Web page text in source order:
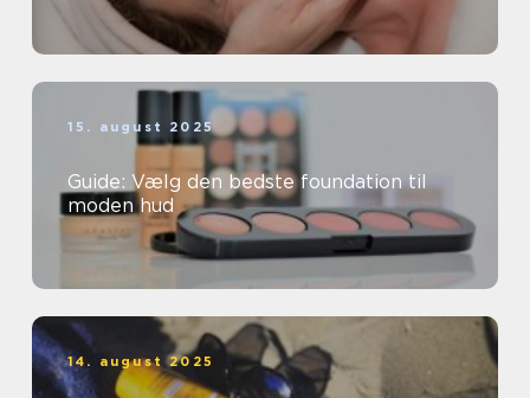
15. august 2025
Guide: Vælg den bedste foundation til
moden hud
14. august 2025